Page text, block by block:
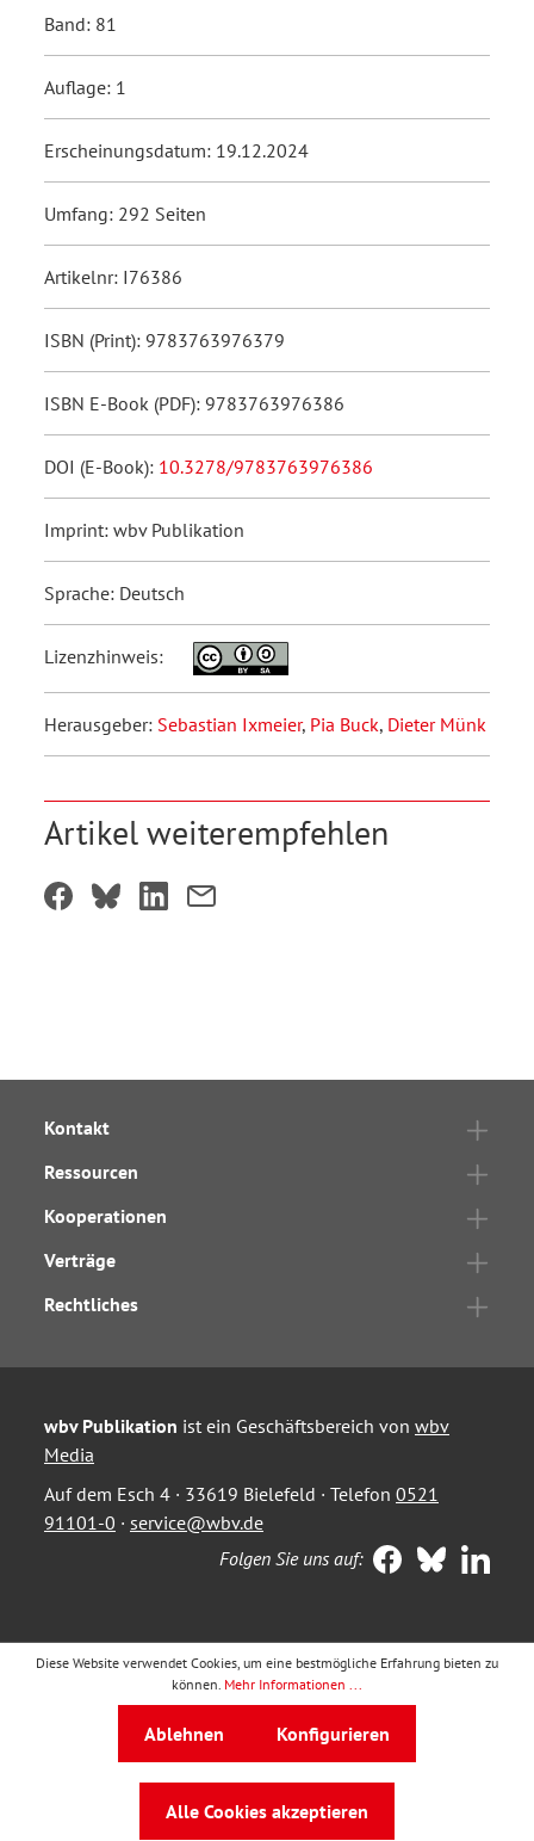
Band: 81
Auflage: 1
Erscheinungsdatum: 19.12.2024
Umfang: 292 Seiten
Artikelnr: I76386
ISBN (Print): 9783763976379
ISBN E-Book (PDF): 9783763976386
DOI (E-Book): 10.3278/9783763976386
Imprint: wbv Publikation
Sprache: Deutsch
Lizenzhinweis:
Herausgeber: Sebastian Ixmeier, Pia Buck, Dieter Münk
Artikel weiterempfehlen
Kontakt
Ressourcen
Kooperationen
Verträge
Rechtliches
wbv Publikation ist ein Geschäftsbereich von wbv
Media
Auf dem Esch 4 · 33619 Bielefeld · Telefon 0521
91101-0 · service@wbv.de
Folgen Sie uns auf:
Diese Website verwendet Cookies, um eine bestmögliche Erfahrung bieten zu
können. Mehr Informationen ...
Ablehnen Konfigurieren
Alle Cookies akzeptieren